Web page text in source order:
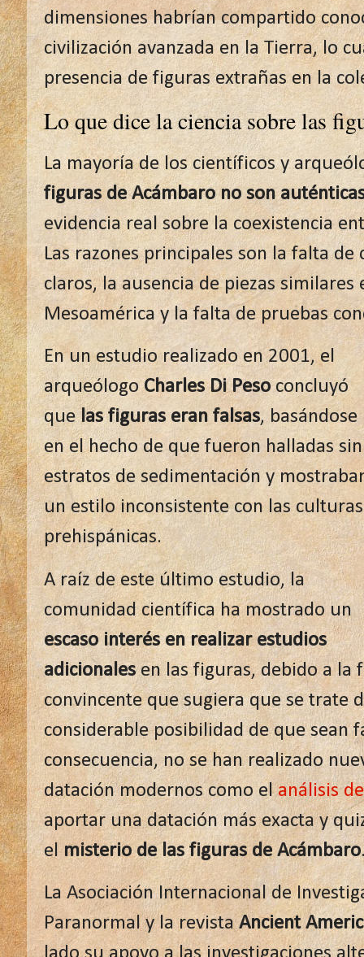
dimensiones habrían compartido
civilización avanzada en la Tierra, lo
presencia de figuras extrañas en la
Lo que dice la ciencia sobre las
La mayoría de los científicos y
figuras de Acámbaro no son
evidencia real sobre la coexistencia
Las razones principales son la falta
claros, la ausencia de piezas similares
Mesoamérica y la falta de pruebas
En un estudio realizado en 2001, el
arqueólogoCharles Di Pesoconcluyó
quelas figuras eran falsas, basándose
en el hecho de que fueron halladas sin
estratos de sedimentación y
un estilo inconsistente con las culturas
prehispánicas.
A raíz de este último estudio, la
comunidad científica ha mostrado un
escaso interés en realizar estudios
adicionalesen las figuras, debido a la
convincente que sugiera que se trate
considerable posibilidad de que sean
consecuencia, no se han realizado
datación modernos como elanálisis
aportar una datación más exacta y
elmisterio de las figuras de Acámbaro
La Asociación Internacional de
Paranormal y la revistaAncient